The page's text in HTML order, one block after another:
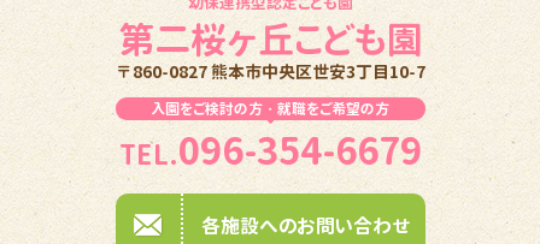
第二桜ヶ丘こども園
〒860-0827 熊本市中央区世安3丁目10-7
入園をご検討の方・就職をご希望の方
TEL.096-354-6679
各施設へのお問い合わせ